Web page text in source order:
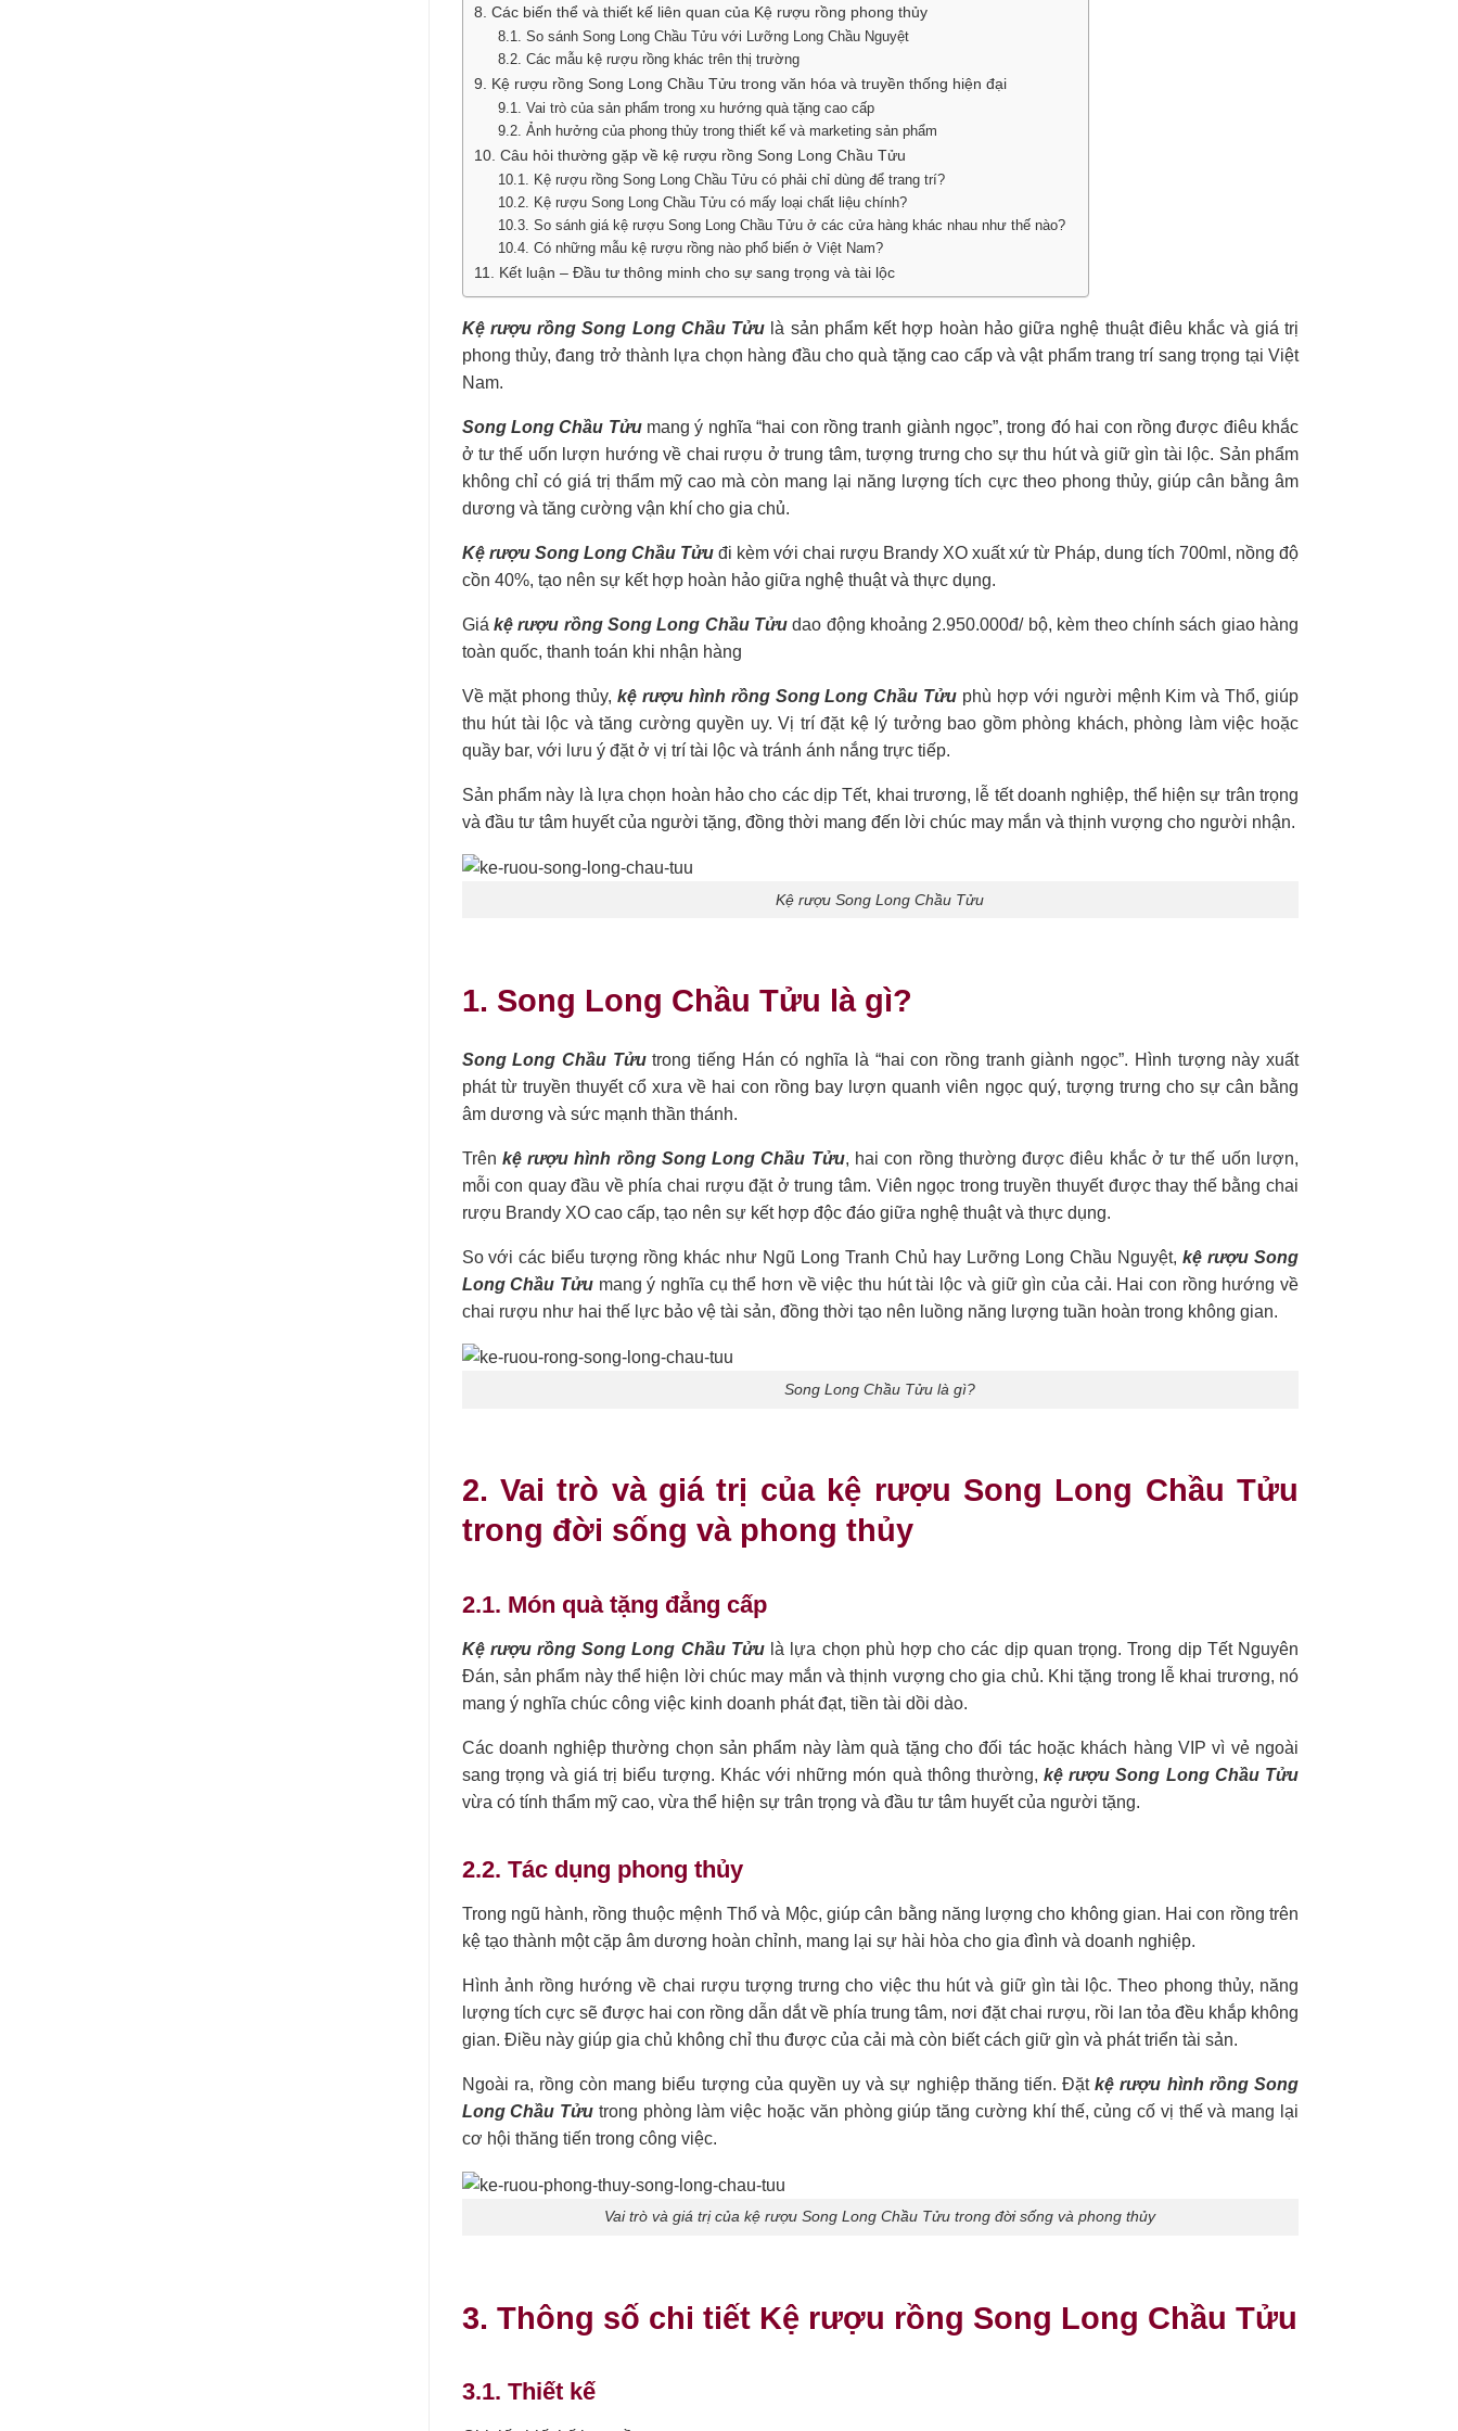
8. Các biến thể và thiết kế liên quan của Kệ rượu rồng phong thủy
8.1. So sánh Song Long Chầu Tửu với Lưỡng Long Chầu Nguyệt
8.2. Các mẫu kệ rượu rồng khác trên thị trường
9. Kệ rượu rồng Song Long Chầu Tửu trong văn hóa và truyền thống hiện đại
9.1. Vai trò của sản phẩm trong xu hướng quà tặng cao cấp
9.2. Ảnh hưởng của phong thủy trong thiết kế và marketing sản phẩm
10. Câu hỏi thường gặp về kệ rượu rồng Song Long Chầu Tửu
10.1. Kệ rượu rồng Song Long Chầu Tửu có phải chỉ dùng để trang trí?
10.2. Kệ rượu Song Long Chầu Tửu có mấy loại chất liệu chính?
10.3. So sánh giá kệ rượu Song Long Chầu Tửu ở các cửa hàng khác nhau như thế nào?
10.4. Có những mẫu kệ rượu rồng nào phổ biến ở Việt Nam?
11. Kết luận – Đầu tư thông minh cho sự sang trọng và tài lộc
Kệ rượu rồng Song Long Chầu Tửu là sản phẩm kết hợp hoàn hảo giữa nghệ thuật điêu khắc và giá trị
phong thủy, đang trở thành lựa chọn hàng đầu cho quà tặng cao cấp và vật phẩm trang trí sang trọng tại Việt
Nam.
Song Long Chầu Tửumang ý nghĩa “hai con rồng tranh giành ngọc”, trong đó hai con rồng được điêu khắc
ở tư thế uốn lượn hướng về chai rượu ở trung tâm, tượng trưng cho sự thu hút và giữ gìn tài lộc. Sản phẩm
không chỉ có giá trị thẩm mỹ cao mà còn mang lại năng lượng tích cực theo phong thủy, giúp cân bằng âm
dương và tăng cường vận khí cho gia chủ.
Kệ rượu Song Long Chầu Tửuđi kèm với chai rượu Brandy XO xuất xứ từ Pháp, dung tích 700ml, nồng độ
cồn 40%, tạo nên sự kết hợp hoàn hảo giữa nghệ thuật và thực dụng.
Giá kệ rượu rồng Song Long Chầu Tửu dao động khoảng 2.950.000đ/ bộ, kèm theo chính sách giao hàng
toàn quốc, thanh toán khi nhận hàng
Về mặt phong thủy, kệ rượu hình rồng Song Long Chầu Tửu phù hợp với người mệnh Kim và Thổ, giúp
thu hút tài lộc và tăng cường quyền uy. Vị trí đặt kệ lý tưởng bao gồm phòng khách, phòng làm việc hoặc
quầy bar, với lưu ý đặt ở vị trí tài lộc và tránh ánh nắng trực tiếp.
Sản phẩm này là lựa chọn hoàn hảo cho các dịp Tết, khai trương, lễ tết doanh nghiệp, thể hiện sự trân trọng
và đầu tư tâm huyết của người tặng, đồng thời mang đến lời chúc may mắn và thịnh vượng cho người nhận.
Kệ rượu Song Long Chầu Tửu
1. Song Long Chầu Tửu là gì?
Song Long Chầu Tửutrong tiếng Hán có nghĩa là “hai con rồng tranh giành ngọc”. Hình tượng này xuất
phát từ truyền thuyết cổ xưa về hai con rồng bay lượn quanh viên ngọc quý, tượng trưng cho sự cân bằng
âm dương và sức mạnh thần thánh.
Trên kệ rượu hình rồng Song Long Chầu Tửu, hai con rồng thường được điêu khắc ở tư thế uốn lượn,
mỗi con quay đầu về phía chai rượu đặt ở trung tâm. Viên ngọc trong truyền thuyết được thay thế bằng chai
rượu Brandy XO cao cấp, tạo nên sự kết hợp độc đáo giữa nghệ thuật và thực dụng.
So với các biểu tượng rồng khác như Ngũ Long Tranh Chủ hay Lưỡng Long Chầu Nguyệt,kệ rượu Song
Long Chầu Tửumang ý nghĩa cụ thể hơn về việc thu hút tài lộc và giữ gìn của cải. Hai con rồng hướng về
chai rượu như hai thế lực bảo vệ tài sản, đồng thời tạo nên luồng năng lượng tuần hoàn trong không gian.
Song Long Chầu Tửu là gì?
2. Vai trò và giá trị của kệ rượu Song Long Chầu Tửu
trong đời sống và phong thủy
2.1. Món quà tặng đẳng cấp
Kệ rượu rồng Song Long Chầu Tửulà lựa chọn phù hợp cho các dịp quan trọng. Trong dịp Tết Nguyên
Đán, sản phẩm này thể hiện lời chúc may mắn và thịnh vượng cho gia chủ. Khi tặng trong lễ khai trương, nó
mang ý nghĩa chúc công việc kinh doanh phát đạt, tiền tài dồi dào.
Các doanh nghiệp thường chọn sản phẩm này làm quà tặng cho đối tác hoặc khách hàng VIP vì vẻ ngoài
sang trọng và giá trị biểu tượng. Khác với những món quà thông thường,kệ rượu Song Long Chầu Tửu
vừa có tính thẩm mỹ cao, vừa thể hiện sự trân trọng và đầu tư tâm huyết của người tặng.
2.2. Tác dụng phong thủy
Trong ngũ hành, rồng thuộc mệnh Thổ và Mộc, giúp cân bằng năng lượng cho không gian. Hai con rồng trên
kệ tạo thành một cặp âm dương hoàn chỉnh, mang lại sự hài hòa cho gia đình và doanh nghiệp.
Hình ảnh rồng hướng về chai rượu tượng trưng cho việc thu hút và giữ gìn tài lộc. Theo phong thủy, năng
lượng tích cực sẽ được hai con rồng dẫn dắt về phía trung tâm, nơi đặt chai rượu, rồi lan tỏa đều khắp không
gian. Điều này giúp gia chủ không chỉ thu được của cải mà còn biết cách giữ gìn và phát triển tài sản.
Ngoài ra, rồng còn mang biểu tượng của quyền uy và sự nghiệp thăng tiến. Đặtkệ rượu hình rồng Song
Long Chầu Tửu trong phòng làm việc hoặc văn phòng giúp tăng cường khí thế, củng cố vị thế và mang lại
cơ hội thăng tiến trong công việc.
Vai trò và giá trị của kệ rượu Song Long Chầu Tửu trong đời sống và phong thủy
3. Thông số chi tiết Kệ rượu rồng Song Long Chầu Tửu
3.1. Thiết kế